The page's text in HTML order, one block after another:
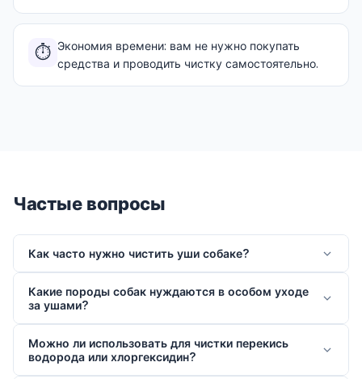
⏱️ Экономия времени: вам не нужно покупать
средства и проводить чистку самостоятельно.
Частые вопросы
Как часто нужно чистить уши собаке?
Какие породы собак нуждаются в особом уходе
за ушами?
Можно ли использовать для чистки перекись
водорода или хлоргексидин?